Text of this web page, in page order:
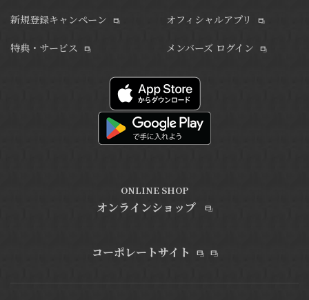
新規登録キャンペーン
特典・サービス
オフィシャルアプリ
メンバーズ ログイン
ONLINE SHOP
オンラインショップ
コーポレートサイト